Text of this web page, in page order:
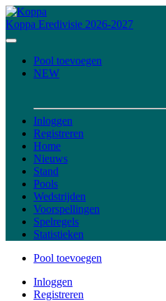
Koppa Eredivisie 2026-2027
Pool toevoegen
NEW
Inloggen
Registreren
Home
Nieuws
Stand
Pools
Wedstrijden
Voorspellingen
Spelregels
Statistieken
Pool toevoegen
Inloggen
Registreren